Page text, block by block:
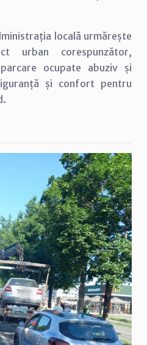
locală urmărește
urban corespunzător,
ocupate abuziv și
și confort pentru